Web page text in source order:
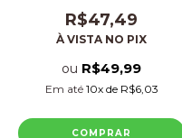
R$47,49
À VISTA NO PIX
ou R$49,99
Em até 10x de R$6,03
COMPRAR